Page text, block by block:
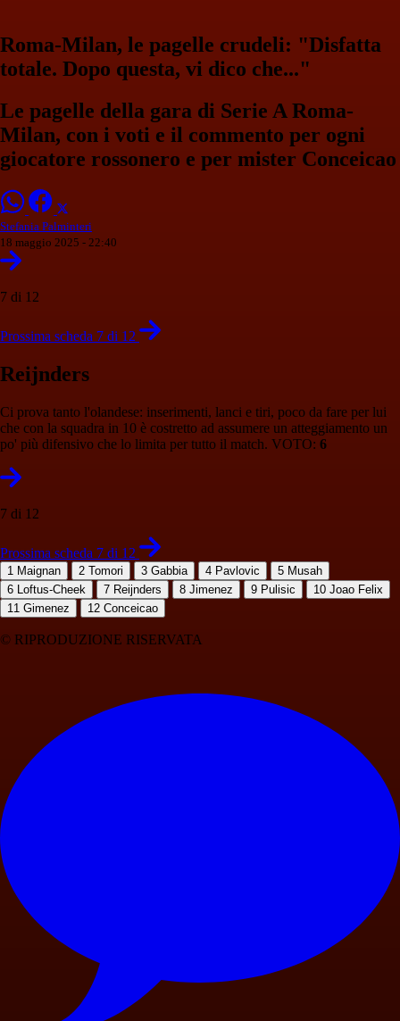
Roma-Milan, le pagelle crudeli: "Disfatta
totale. Dopo questa, vi dico che..."
Le pagelle della gara di Serie A Roma-
Milan, con i voti e il commento per ogni
giocatore rossonero e per mister Conceicao
Stefania Palminteri
18 maggio 2025 - 22:40
7 di 12
Prossima scheda 7 di 12
Reijnders
Ci prova tanto l'olandese: inserimenti, lanci e tiri, poco da fare per lui
che con la squadra in 10 è costretto ad assumere un atteggiamento un
po' più difensivo che lo limita per tutto il match. VOTO: 6
7 di 12
Prossima scheda 7 di 12
1 Maignan 2 Tomori 3 Gabbia 4 Pavlovic 5 Musah
6 Loftus-Cheek 7 Reijnders 8 Jimenez 9 Pulisic 10 Joao Felix
11 Gimenez 12 Conceicao
© RIPRODUZIONE RISERVATA